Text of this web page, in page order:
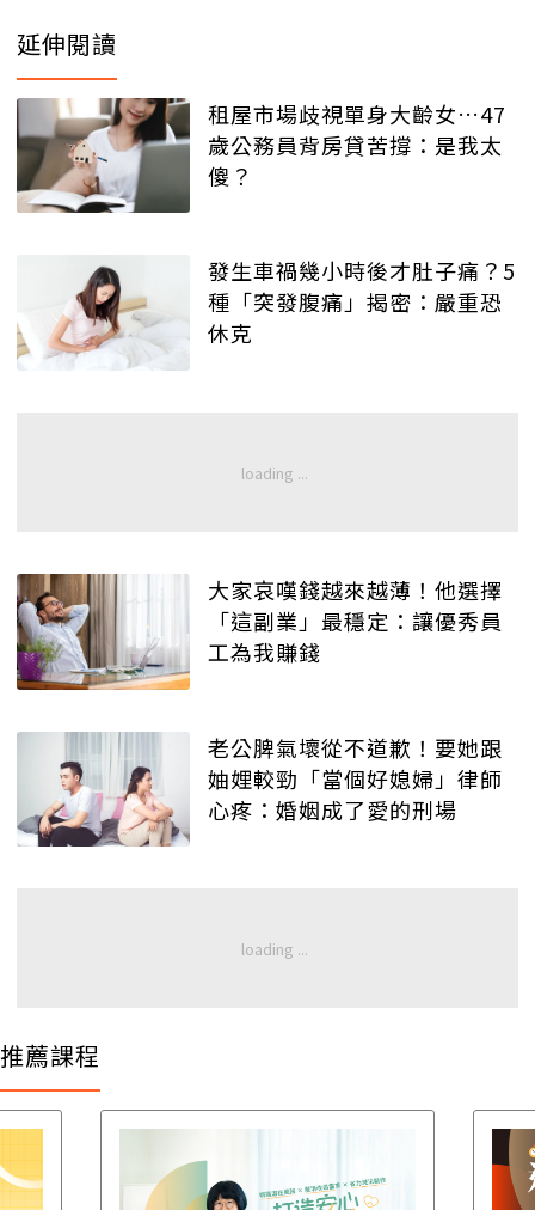
延伸閱讀
租屋市場歧視單身大齡女…47
歲公務員背房貸苦撐：是我太
傻？
發生車禍幾小時後才肚子痛？5
種「突發腹痛」揭密：嚴重恐
休克
大家哀嘆錢越來越薄！他選擇
「這副業」最穩定：讓優秀員
工為我賺錢
老公脾氣壞從不道歉！要她跟
妯娌較勁「當個好媳婦」律師
心疼：婚姻成了愛的刑場
推薦課程